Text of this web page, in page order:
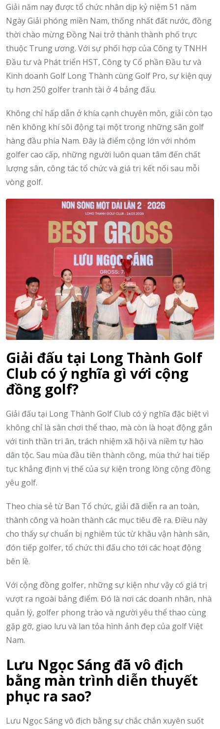
Giải năm nay được tổ chức nhân dịp kỷ niệm 51 năm
Ngày Giải phóng miền Nam, thống nhất đất nước, đồng
thời chào mừng Đồng Nai trở thành thành phố trực
thuộc Trung ương. Với sự phối hợp của Công ty TNHH
Đầu tư và Phát triển HST, Công ty Cổ phần Đầu tư và
Kinh doanh Golf Long Thành cùng Golf Pro, sự kiện quy
tụ hơn 250 golfer tranh tài ở 4 bảng đấu.
Không chỉ hấp dẫn ở khía cạnh chuyên môn, giải còn tạo
nên không khí sôi động tại một trong những sân golf
hàng đầu phía Nam. Đây là điểm cộng lớn với nhóm
golfer cao cấp, những người luôn quan tâm đến chất
lượng sân, công tác tổ chức và giá trị kết nối sau mỗi
vòng golf.
Giải đấu tại Long Thành Golf
Club có ý nghĩa gì với cộng
đồng golf?
Giải đấu tại Long Thành Golf Club có ý nghĩa đặc biệt vì
không chỉ là sân chơi thể thao, mà còn là hoạt động gắn
với tinh thần tri ân, trách nhiệm xã hội và niềm tự hào
dân tộc. Sau mùa đầu tiên thành công, mùa thứ hai tiếp
tục khẳng định vị thế của sự kiện trong lòng cộng đồng
yêu golf.
Theo chia sẻ từ Ban Tổ chức, giải đã diễn ra an toàn,
thành công và hoàn thành các mục tiêu đề ra. Điều này
cho thấy sự chuẩn bị nghiêm túc từ khâu vận hành sân,
đón tiếp golfer, tổ chức thi đấu cho tới các hoạt động
bên lề.
Với cộng đồng golfer, những sự kiện như vậy có giá trị
vượt ra ngoài bảng điểm. Đó là nơi các doanh nhân, nhà
quản lý, golfer phong trào và người yêu thể thao cùng
gặp gỡ, giao lưu và lan tỏa hình ảnh đẹp của golf Việt
Nam.
Lưu Ngọc Sáng đã vô địch
bằng màn trình diễn thuyết
phục ra sao?
Lưu Ngọc Sáng vô địch bằng sự chắc chắn xuyên suốt